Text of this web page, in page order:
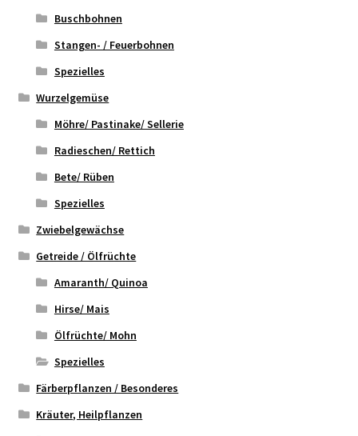
Buschbohnen
Stangen- / Feuerbohnen
Spezielles
Wurzelgemüse
Möhre/ Pastinake/ Sellerie
Radieschen/ Rettich
Bete/ Rüben
Spezielles
Zwiebelgewächse
Getreide / Ölfrüchte
Amaranth/ Quinoa
Hirse/ Mais
Ölfrüchte/ Mohn
Spezielles
Färberpflanzen / Besonderes
Kräuter, Heilpflanzen